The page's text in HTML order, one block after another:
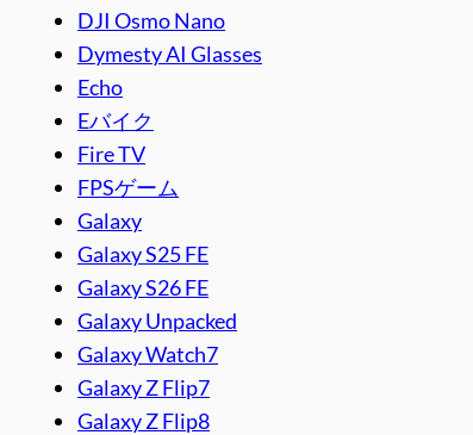
DJI Osmo Nano
Dymesty AI Glasses
Echo
Eバイク
Fire TV
FPSゲーム
Galaxy
Galaxy S25 FE
Galaxy S26 FE
Galaxy Unpacked
Galaxy Watch7
Galaxy Z Flip7
Galaxy Z Flip8